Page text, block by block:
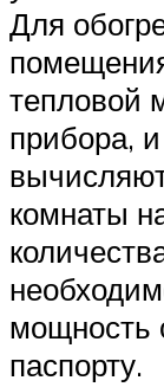
Для
тепловой
прибора,
комнаты
мощность
паспорту.